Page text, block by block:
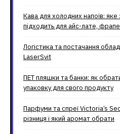
Кава для холодних напоїв:
підходить для айс-лате,
Логістика та постачання
LaserSvit
ПЕТ пляшки та банки: як
упаковку для свого продукту
Парфуми та спреї Victoria’s
різниця і який аромат обрати